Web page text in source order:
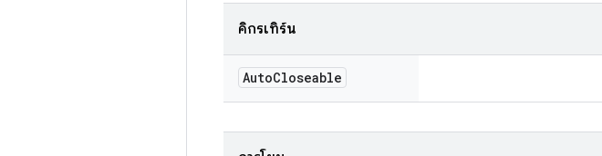
คิกรีเทิร์น
AutoCloseable